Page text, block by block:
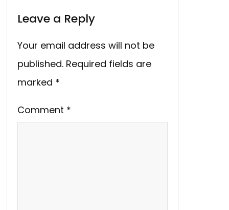
Leave a Reply
Your email address will not be
published. Required fields are
marked *
Comment *